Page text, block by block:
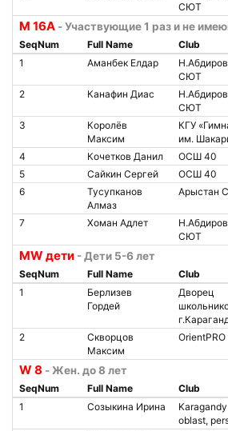
СЮТ
M 16A - Участвующие 1 раз и не
SeqNum Full Name Club
1
Аманбек Елдар
СЮТ
2 Канафин Диас
СЮТ
3
Королёв
Максим
КГУ
им.
4 Кочетков Данил ОСШ 40
5
Сайкин Сергей ОСШ 40
6
Тусупканов
Алмаз
Арыстан
7 Хоман Адлет
СЮТ
MW дети - Дети 5-6 лет
SeqNum Full Name Club
1
Берлизев
Гордей
Дворец
2
Скворцов
Максим
W 8 - Жен. до 8 лет
SeqNum Full Name Club
1
Созыкина Ирина
Karagandy
oblast,